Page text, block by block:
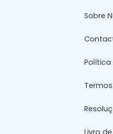
Sobre
Política
Livro